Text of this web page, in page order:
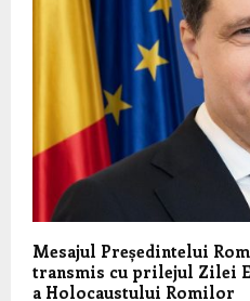
Mesajul Președintelui
transmis cu prilejul Zilei
a Holocaustului Romilor